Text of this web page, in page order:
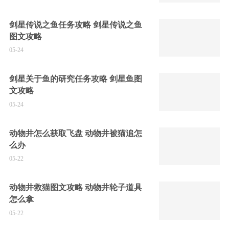
剑星传说之鱼任务攻略 剑星传说之鱼
图文攻略
05-24
剑星关于鱼的研究任务攻略 剑星鱼图
文攻略
05-24
动物井怎么获取飞盘 动物井被猫追怎
么办
05-22
动物井救猫图文攻略 动物井轮子道具
怎么拿
05-22